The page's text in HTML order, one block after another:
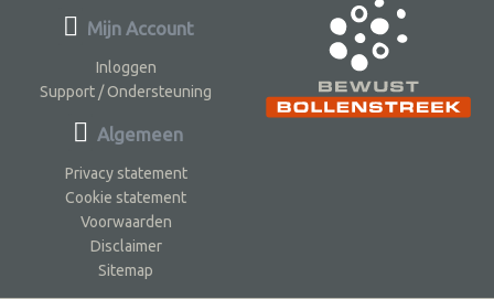
Mijn Account
Inloggen
Support / Ondersteuning
Algemeen
Privacy statement
Cookie statement
Voorwaarden
Disclaimer
Sitemap